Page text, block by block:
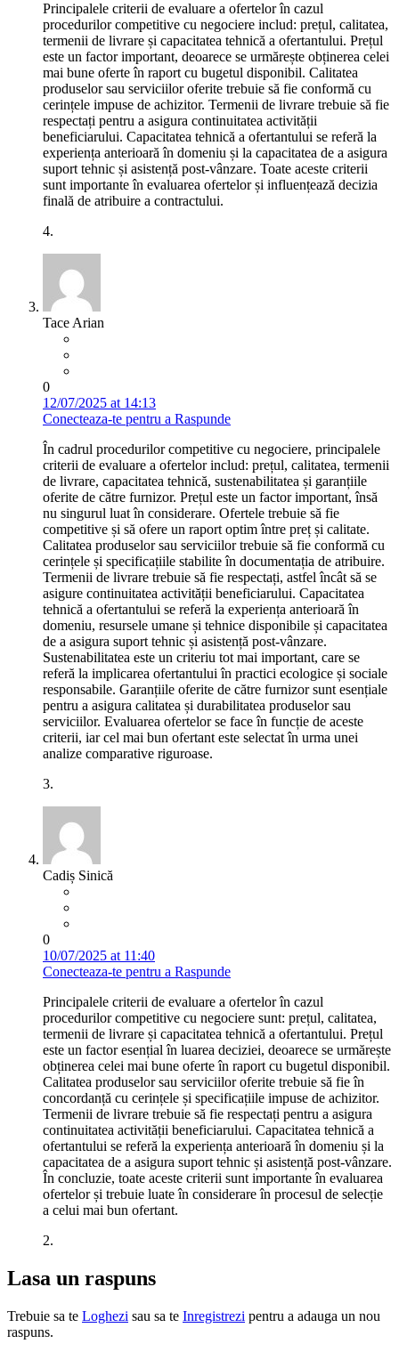
Principalele criterii de evaluare a ofertelor în cazul
procedurilor competitive cu negociere includ: prețul, calitatea,
termenii de livrare și capacitatea tehnică a ofertantului. Prețul
este un factor important, deoarece se urmărește obținerea celei
mai bune oferte în raport cu bugetul disponibil. Calitatea
produselor sau serviciilor oferite trebuie să fie conformă cu
cerințele impuse de achizitor. Termenii de livrare trebuie să fie
respectați pentru a asigura continuitatea activității
beneficiarului. Capacitatea tehnică a ofertantului se referă la
experiența anterioară în domeniu și la capacitatea de a asigura
suport tehnic și asistență post-vânzare. Toate aceste criterii
sunt importante în evaluarea ofertelor și influențează decizia
finală de atribuire a contractului.
4.
Tace Arian
0
12/07/2025 at 14:13
Conecteaza-te pentru a Raspunde
În cadrul procedurilor competitive cu negociere, principalele
criterii de evaluare a ofertelor includ: prețul, calitatea, termenii
de livrare, capacitatea tehnică, sustenabilitatea și garanțiile
oferite de către furnizor. Prețul este un factor important, însă
nu singurul luat în considerare. Ofertele trebuie să fie
competitive și să ofere un raport optim între preț și calitate.
Calitatea produselor sau serviciilor trebuie să fie conformă cu
cerințele și specificațiile stabilite în documentația de atribuire.
Termenii de livrare trebuie să fie respectați, astfel încât să se
asigure continuitatea activității beneficiarului. Capacitatea
tehnică a ofertantului se referă la experiența anterioară în
domeniu, resursele umane și tehnice disponibile și capacitatea
de a asigura suport tehnic și asistență post-vânzare.
Sustenabilitatea este un criteriu tot mai important, care se
referă la implicarea ofertantului în practici ecologice și sociale
responsabile. Garanțiile oferite de către furnizor sunt esențiale
pentru a asigura calitatea și durabilitatea produselor sau
serviciilor. Evaluarea ofertelor se face în funcție de aceste
criterii, iar cel mai bun ofertant este selectat în urma unei
analize comparative riguroase.
3.
Cadiș Sinică
0
10/07/2025 at 11:40
Conecteaza-te pentru a Raspunde
Principalele criterii de evaluare a ofertelor în cazul
procedurilor competitive cu negociere sunt: prețul, calitatea,
termenii de livrare și capacitatea tehnică a ofertantului. Prețul
este un factor esențial în luarea deciziei, deoarece se urmărește
obținerea celei mai bune oferte în raport cu bugetul disponibil.
Calitatea produselor sau serviciilor oferite trebuie să fie în
concordanță cu cerințele și specificațiile impuse de achizitor.
Termenii de livrare trebuie să fie respectați pentru a asigura
continuitatea activității beneficiarului. Capacitatea tehnică a
ofertantului se referă la experiența anterioară în domeniu și la
capacitatea de a asigura suport tehnic și asistență post-vânzare.
În concluzie, toate aceste criterii sunt importante în evaluarea
ofertelor și trebuie luate în considerare în procesul de selecție
a celui mai bun ofertant.
2.
Lasa un raspuns
Trebuie sa te Loghezi sau sa te Inregistrezi pentru a adauga un nou
raspuns.